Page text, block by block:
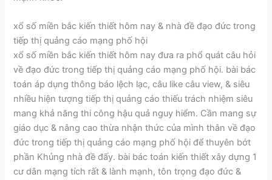
xổ số miền bắc kiến thiết hôm nay & nhà đề đạo đức trong
tiếp thị quảng cáo mạng phố hội
xổ số miền bắc kiến thiết hôm nay đưa ra phổ quát câu hỏi
về đạo đức trong tiếp thị quảng cáo mạng phố hội. bài bác
toán áp dụng thông báo lệch lạc, câu like câu view, & siêu
nhiều hiện tượng tiếp thị quảng cáo thiếu trách nhiệm siêu
mang khả năng thi công hậu quả nguy hiểm. Cần mang sự
giáo dục & nâng cao thừa nhận thức của mình thân về đạo
đức trong tiếp thị quảng cáo mạng phố hội để thuyên bớt
phần Khủng nhà đề đấy. bài bác toán kiến thiết xây dựng 1
cư dân mạng tích rất & lành mạnh, tôn trọng đạo đức &